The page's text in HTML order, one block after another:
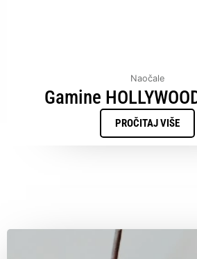
Naočale
Gamine
PROČITAJ VIŠE